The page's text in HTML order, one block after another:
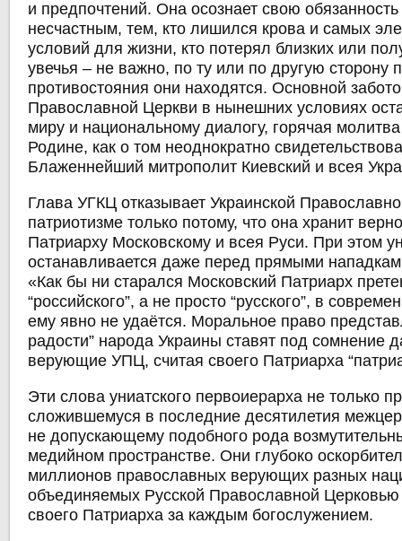
и предпочтений. Она осознает свою обязанность
несчастным, тем, кто лишился крова и самых
условий для жизни, кто потерял близких или
увечья – не важно, по ту или по другую сторону
противостояния они находятся. Основной
Православной Церкви в нынешних условиях
миру и национальному диалогу, горячая
Родине, как о том неоднократно
Блаженнейший митрополит Киевский и всея
Глава УГКЦ отказывает Украинской
патриотизме только потому, что она хранит
Патриарху Московскому и всея Руси. При этом
останавливается даже перед прямыми
«Как бы ни старался Московский Патриарх
“российского”, а не просто “русского”, в
ему явно не удаётся. Моральное право
радости” народа Украины ставят под сомнение
верующие УПЦ, считая своего Патриарха
Эти слова униатского первоиерарха не только
сложившемуся в последние десятилетия
не допускающему подобного рода
медийном пространстве. Они глубоко
миллионов православных верующих разных
объединяемых Русской Православной
своего Патриарха за каждым богослужением.